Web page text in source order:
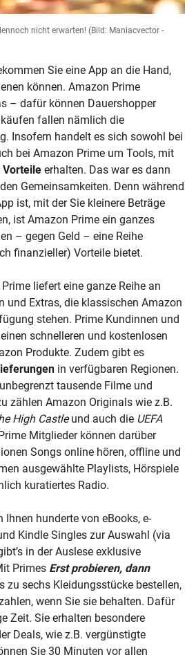
nicht erwarten! (Bild: Maniacvector -
Sie eine App an die Hand,
können. Amazon Prime
– dafür können Dauershopper
fallen nämlich die
Insofern handelt es sich sowohl bei
bei Amazon Prime um Tools, mit
erhalten. Das war es dann
Gemeinsamkeiten. Denn während
ist, mit der Sie kleinere Beträge
ist Amazon Prime ein ganzes
– gegen Geld – eine Reihe
finanzieller) Vorteile bietet.
liefert eine ganze Reihe an
und Extras, die klassischen Amazon
stehen. Prime Kundinnen und
schnelleren und kostenlosen
Produkte. Zudem gibt es
in verfügbaren Regionen.
tausende Filme und
zählen Amazon Originals wie z.B.
High Castleund auch die UEFA
Mitglieder können darüber
Songs online hören, offline und
ausgewählte Playlists, Hörspiele
kuratiertes Radio.
Ihnen hunderte von eBooks, e-
Kindle Singles zur Auswahl (via
in der Auslese exklusive
Primes Erst probieren, dann
zu sechs Kleidungsstücke bestellen,
wenn Sie sie behalten. Dafür
Zeit. Sie erhalten besondere
Deals, wie z.B. vergünstigte
Sie 30 Minuten vor allen